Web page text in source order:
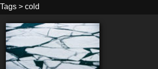
Tags > cold